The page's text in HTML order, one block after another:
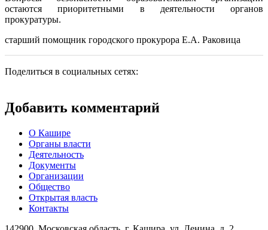
остаются приоритетными в деятельности органов
прокуратуры.
старший помощник городского прокурора Е.А. Раковица
Поделиться в социальных сетях:
Добавить комментарий
О Кашире
Органы власти
Деятельность
Документы
Организации
Общество
Открытая власть
Контакты